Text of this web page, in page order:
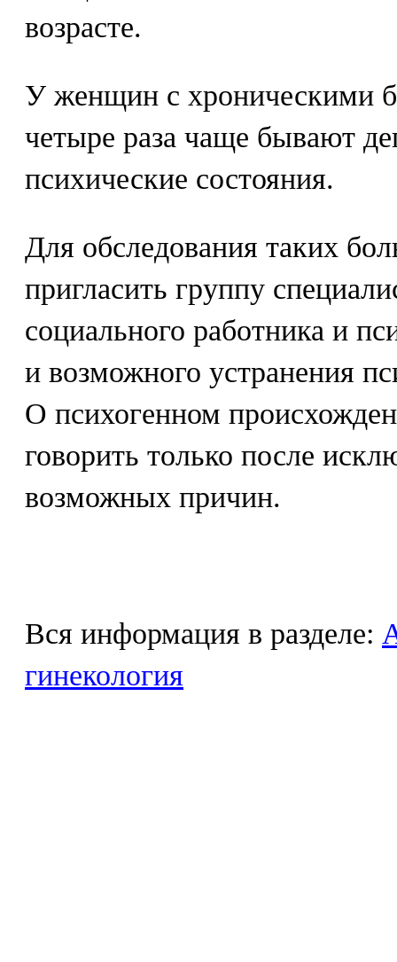
возрасте.
У женщин с хроническими
четыре раза чаще бывают
психические состояния.
Для обследования таких
пригласить группу
социального работника и
и возможного устранения
О психогенном
говорить только после
возможных причин.
Вся информация в разделе:
гинекология